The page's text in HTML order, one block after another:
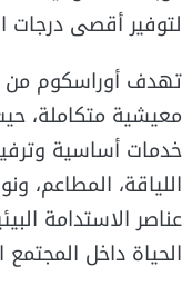
لتوفير أقصى درجات
تهدف أوراسكوم من
معيشية متكاملة،
خدمات أساسية
اللياقة،
عناصر الاستدامة
الحياة داخل